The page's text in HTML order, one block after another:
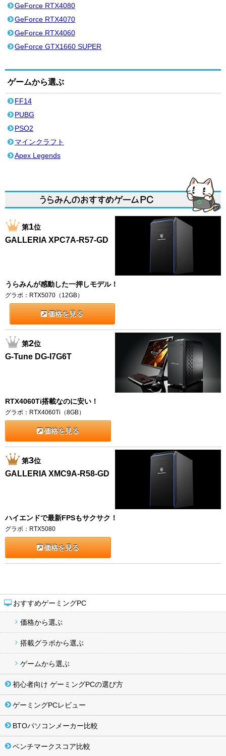
おすすめゲーミングPC
価格から選ぶ
搭載グラボから選ぶ
ゲームから選ぶ
初心者向け ゲーミングPCの選び方
ゲーミングPCレビュー
BTOパソコンメーカー比較
ベンチマークスコア比較
GeForce RTX4080
GeForce RTX4070
GeForce RTX4060
GeForce GTX1660 SUPER
ゲームから選ぶ
FF14
PUBG
PSO2
マインクラフト
Apex Legends
第1位
GALLERIA XPC7A-R57-GD
うらみんが感動した一押しモデル！
グラボ：RTX5070（12GB）
価格を見る
第2位
G-Tune DG-I7G6T
RTX4060Ti搭載なのに安い！
グラボ：RTX4060Ti（8GB）
価格を見る
第3位
GALLERIA XMC9A-R58-GD
ハイエンドで最新FPSもサクサク！
グラボ：RTX5080
価格を見る